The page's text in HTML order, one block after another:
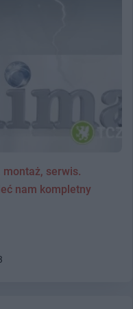
serwis.
nam kompletny